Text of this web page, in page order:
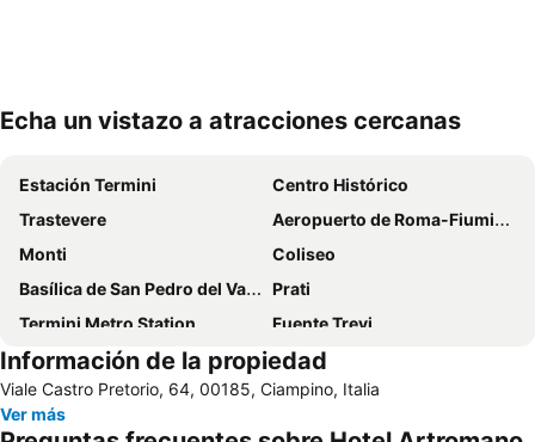
Echa un vistazo a atracciones cercanas
Estación Termini
Centro Histórico
Trastevere
Aeropuerto de Roma-Fiumicino
Monti
Coliseo
Basílica de San Pedro del Vaticano
Prati
Termini Metro Station
Fuente Trevi
Plaza Navona
Panteón
Barberini - Fontana di Trevi Metro Station
Basílica de Santa María Mayor
Escalinata de la Plaza de España y Plaza de España
Aeropuerto de Roma-Ciampino
Información de la propiedad
Viale Castro Pretorio, 64, 00185, Ciampino, Italia
Ver más